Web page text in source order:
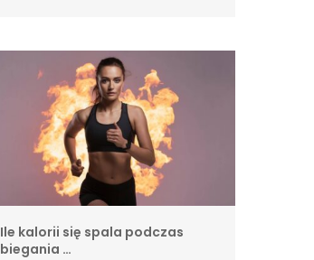
Ile kalorii się spala podczas
biegania …